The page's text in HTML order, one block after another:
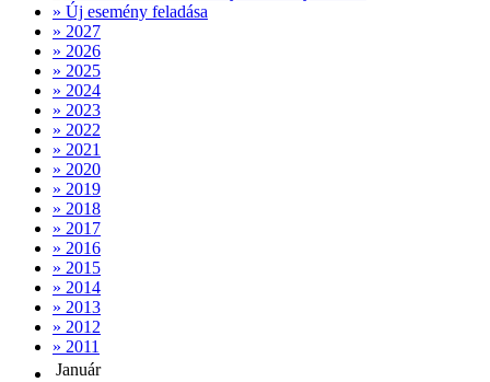
» Új esemény feladása
» 2027
» 2026
» 2025
» 2024
» 2023
» 2022
» 2021
» 2020
» 2019
» 2018
» 2017
» 2016
» 2015
» 2014
» 2013
» 2012
» 2011
Január